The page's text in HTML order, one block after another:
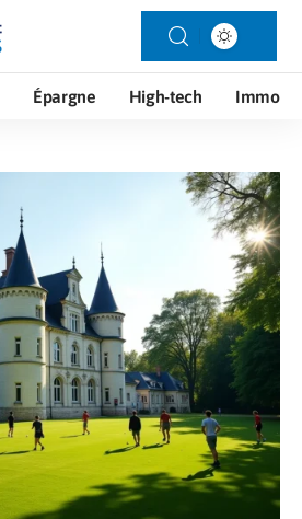
Épargne High-tech Immo